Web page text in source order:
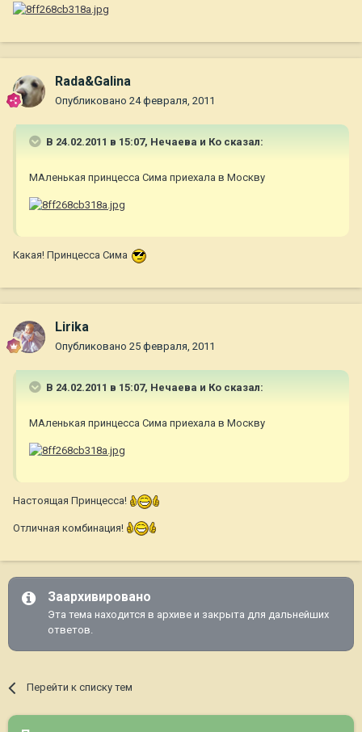
Rada&Galina
Опубликовано 24 февраля, 2011
В 24.02.2011 в 15:07, Нечаева и Ко сказал:
МАленькая принцесса Сима приехала в Москву
Какая! Принцесса Сима
Lirika
Опубликовано 25 февраля, 2011
В 24.02.2011 в 15:07, Нечаева и Ко сказал:
МАленькая принцесса Сима приехала в Москву
Настоящая Принцесса!
Отличная комбинация!
Заархивировано
Эта тема находится в архиве и закрыта для дальнейших
ответов.
Перейти к списку тем